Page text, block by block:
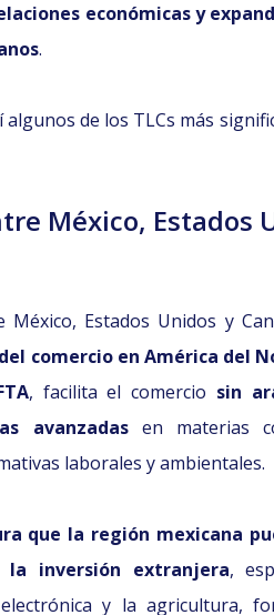
económicas y
.
algunos de los TLCs más
México, Estados
Estados Unidos y
comercio en América del
, facilita el comercio sin
avanzadasen materias
laborales y ambientales.
que la región mexicana
inversión extranjera,
y la agricultura,